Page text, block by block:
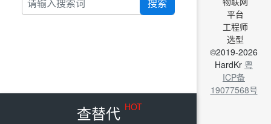
查替代 HOT
平台
工程师
选型
©2019-2026
HardKr 粤
ICP备
19077568号